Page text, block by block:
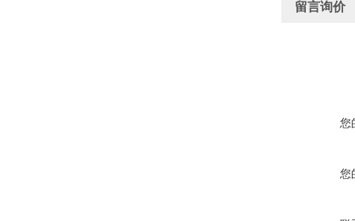
留言询价
您
您